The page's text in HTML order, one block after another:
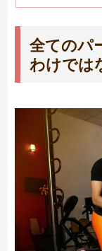
全てのパ
わけでは